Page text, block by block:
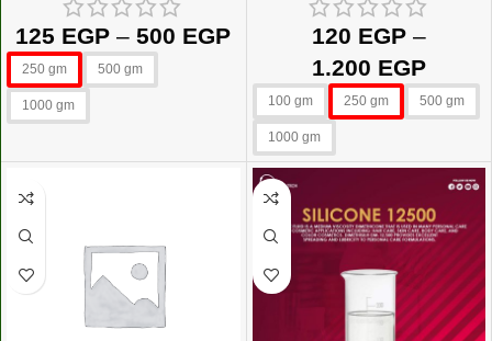
125 EGP – 500 EGP
250 gm 500 gm
1000 gm
120 EGP –
1.200 EGP
100 gm 250 gm 500 gm
1000 gm